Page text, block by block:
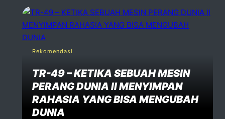
Rekomendasi
TR-49 – KETIKA SEBUAH MESIN
PERANG DUNIA II MENYIMPAN
RAHASIA YANG BISA MENGUBAH
DUNIA